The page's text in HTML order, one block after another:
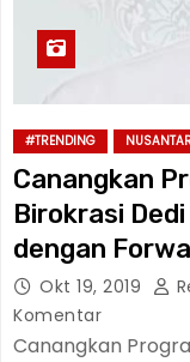
#TRENDING
Canangkan
Birokrasi
dengan
Okt 19, 2019
Komentar
Canangkan